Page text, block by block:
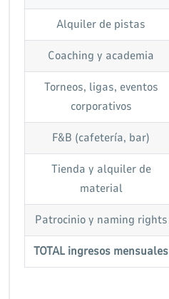
Alquiler de pistas
Coaching y academia
Torneos, ligas, eventos
corporativos
F&B (cafetería, bar)
Tienda y alquiler de
material
Patrocinio y naming rights
TOTAL ingresos mensuales